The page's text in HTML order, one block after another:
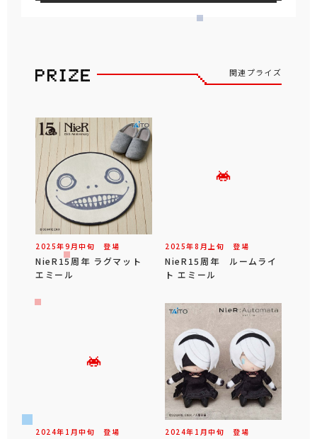
関連プライズ
2025年9 月中旬 登場
NieR15周年 ラグマット
エミール
2025年8 月 上旬 登場
NieR15周年 ルームライ
ト エミール
2024年 1 月中旬 登場 2024年 1 月中旬 登場